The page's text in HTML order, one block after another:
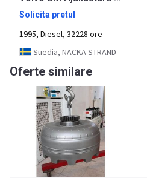
Solicita pretul
1995, Diesel, 32228 ore
Suedia, NACKA STRAND
Oferte similare